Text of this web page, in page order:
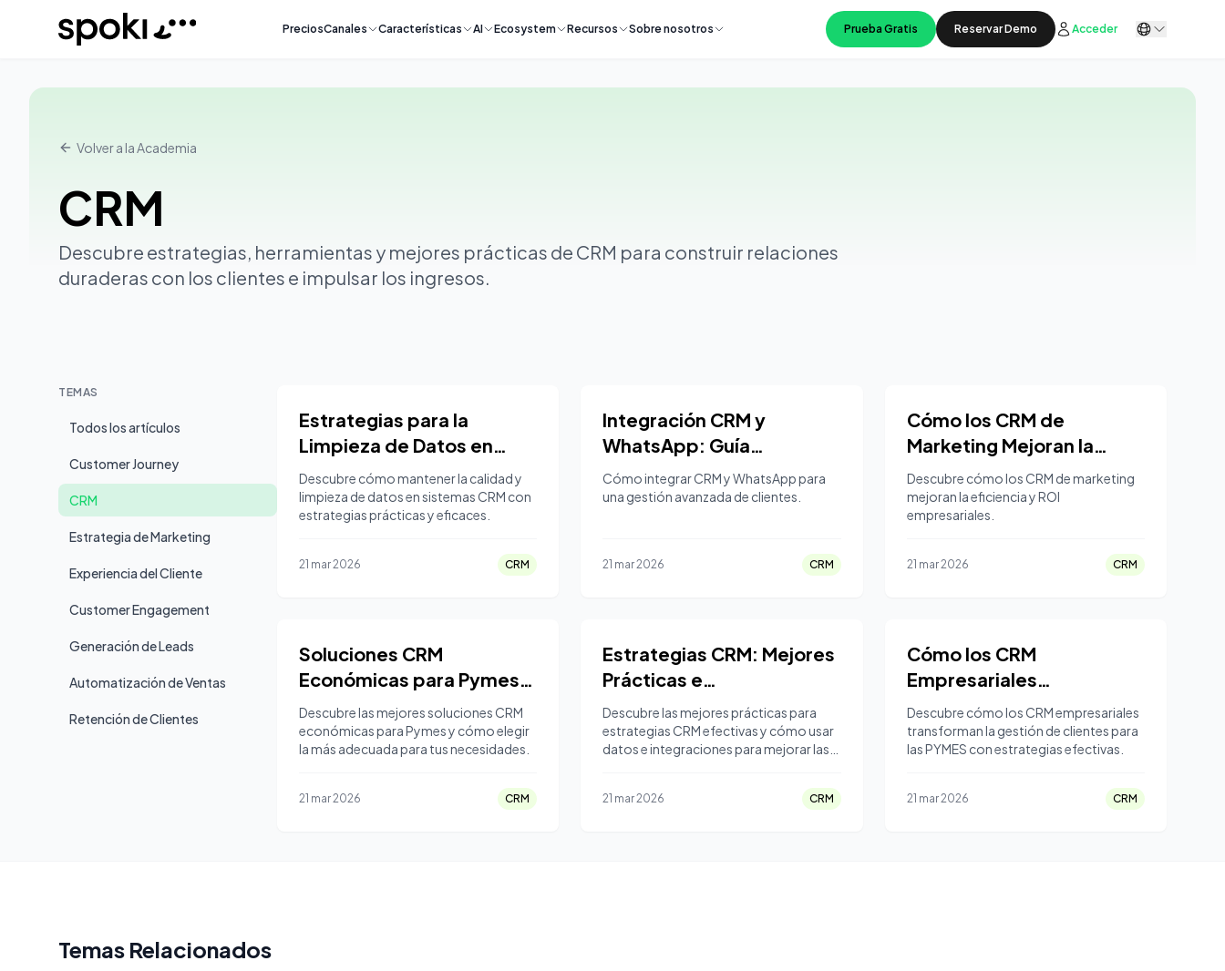
Spoki PreciosCanales Características AI Ecosystem Recursos Sobre nosotros Prueba Gratis Reservar Demo Acceder
Volver a la Academia
CRM
Descubre estrategias, herramientas y mejores prácticas de CRM para construir relaciones
duraderas con los clientes e impulsar los ingresos.
TEMAS
Todos los artículos
Customer Journey
CRM
Estrategia de Marketing
Experiencia del Cliente
Customer Engagement
Generación de Leads
Automatización de Ventas
Retención de Clientes
Estrategias para la
Limpieza de Datos en
Sistemas CRM
Descubre cómo mantener la calidad y
limpieza de datos en sistemas CRM con
estrategias prácticas y eficaces.
21 mar 2026 CRM
Integración CRM y
WhatsApp: Guía
Completa
Cómo integrar CRM y WhatsApp para
una gestión avanzada de clientes.
21 mar 2026 CRM
Cómo los CRM de
Marketing Mejoran la
Eficiencia Empresarial
Descubre cómo los CRM de marketing
mejoran la eficiencia y ROI
empresariales.
21 mar 2026 CRM
Soluciones CRM
Económicas para Pymes:
Guía Completa
Descubre las mejores soluciones CRM
económicas para Pymes y cómo elegir
la más adecuada para tus necesidades.
21 mar 2026 CRM
Estrategias CRM: Mejores
Prácticas e
Implementación
Descubre las mejores prácticas para
estrategias CRM efectivas y cómo usar
datos e integraciones para mejorar las
21 mar 2026 CRM
Cómo los CRM
Empresariales
Revolucionan las PYMES
Descubre cómo los CRM empresariales
transforman la gestión de clientes para
las PYMES con estrategias efectivas.
21 mar 2026 CRM
Temas Relacionados